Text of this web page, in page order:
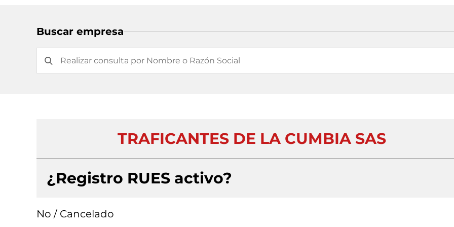
Buscar empresa
TRAFICANTES DE LA CUMBIA SAS
¿Registro RUES activo?
No / Cancelado